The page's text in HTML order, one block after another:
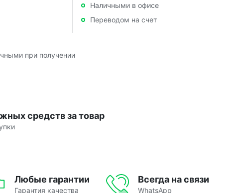
Наличными в офисе
Переводом на счет
при получении
средств за товар
Любые гарантии
Гарантия качества
Всегда на связи
WhatsApp